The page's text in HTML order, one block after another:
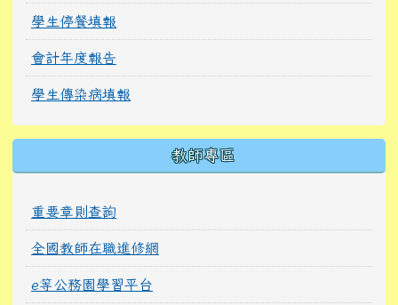
學生停餐填報
會計年度報告
學生傳染病填報
教師專區
重要章則查詢
全國教師在職進修網
e等公務園學習平台